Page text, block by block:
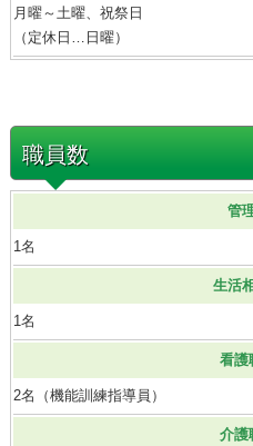
月曜～土曜、祝祭日
（定休日…日曜）
職員数
管
1名
生活
1名
看護
2名（機能訓練指導員）
介護